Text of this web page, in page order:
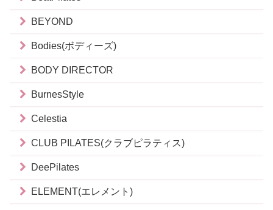
BEYOND
Bodies(ボディーズ)
BODY DIRECTOR
BurnesStyle
Celestia
CLUB PILATES(クラブピラティス)
DeePilates
ELEMENT(エレメント)